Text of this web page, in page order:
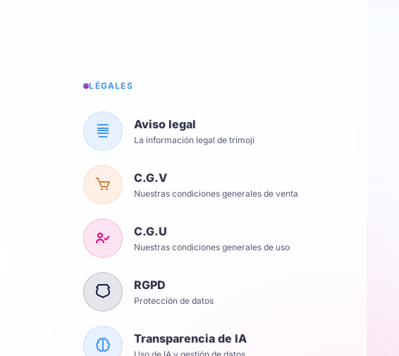
LÉGALES
Aviso legal
La información legal de trimoji
C.G.V
Nuestras condiciones generales de venta
C.G.U
Nuestras condiciones generales de uso
RGPD
Protección de datos
Transparencia de IA